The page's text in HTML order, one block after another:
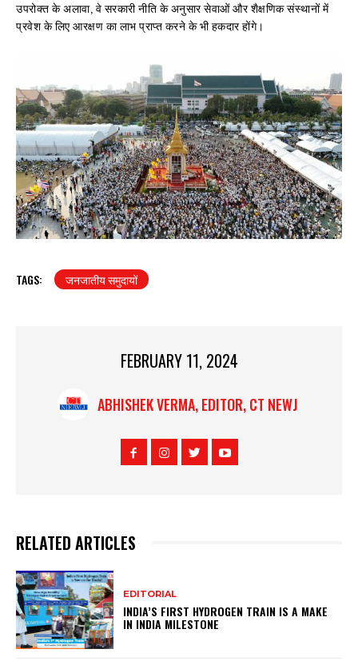
उपरोक्त के अलावा, वे सरकारी नीति के अनुसार सेवाओं और शैक्षणिक संस्थानों में
प्रवेश के लिए आरक्षण का लाभ प्राप्त करने के भी हकदार होंगे।
TAGS: जनजातीय समुदायों
FEBRUARY 11, 2024
ABHISHEK VERMA, EDITOR, CT NEWJ
RELATED ARTICLES
EDITORIAL
INDIA’S FIRST HYDROGEN TRAIN IS A MAKE
IN INDIA MILESTONE